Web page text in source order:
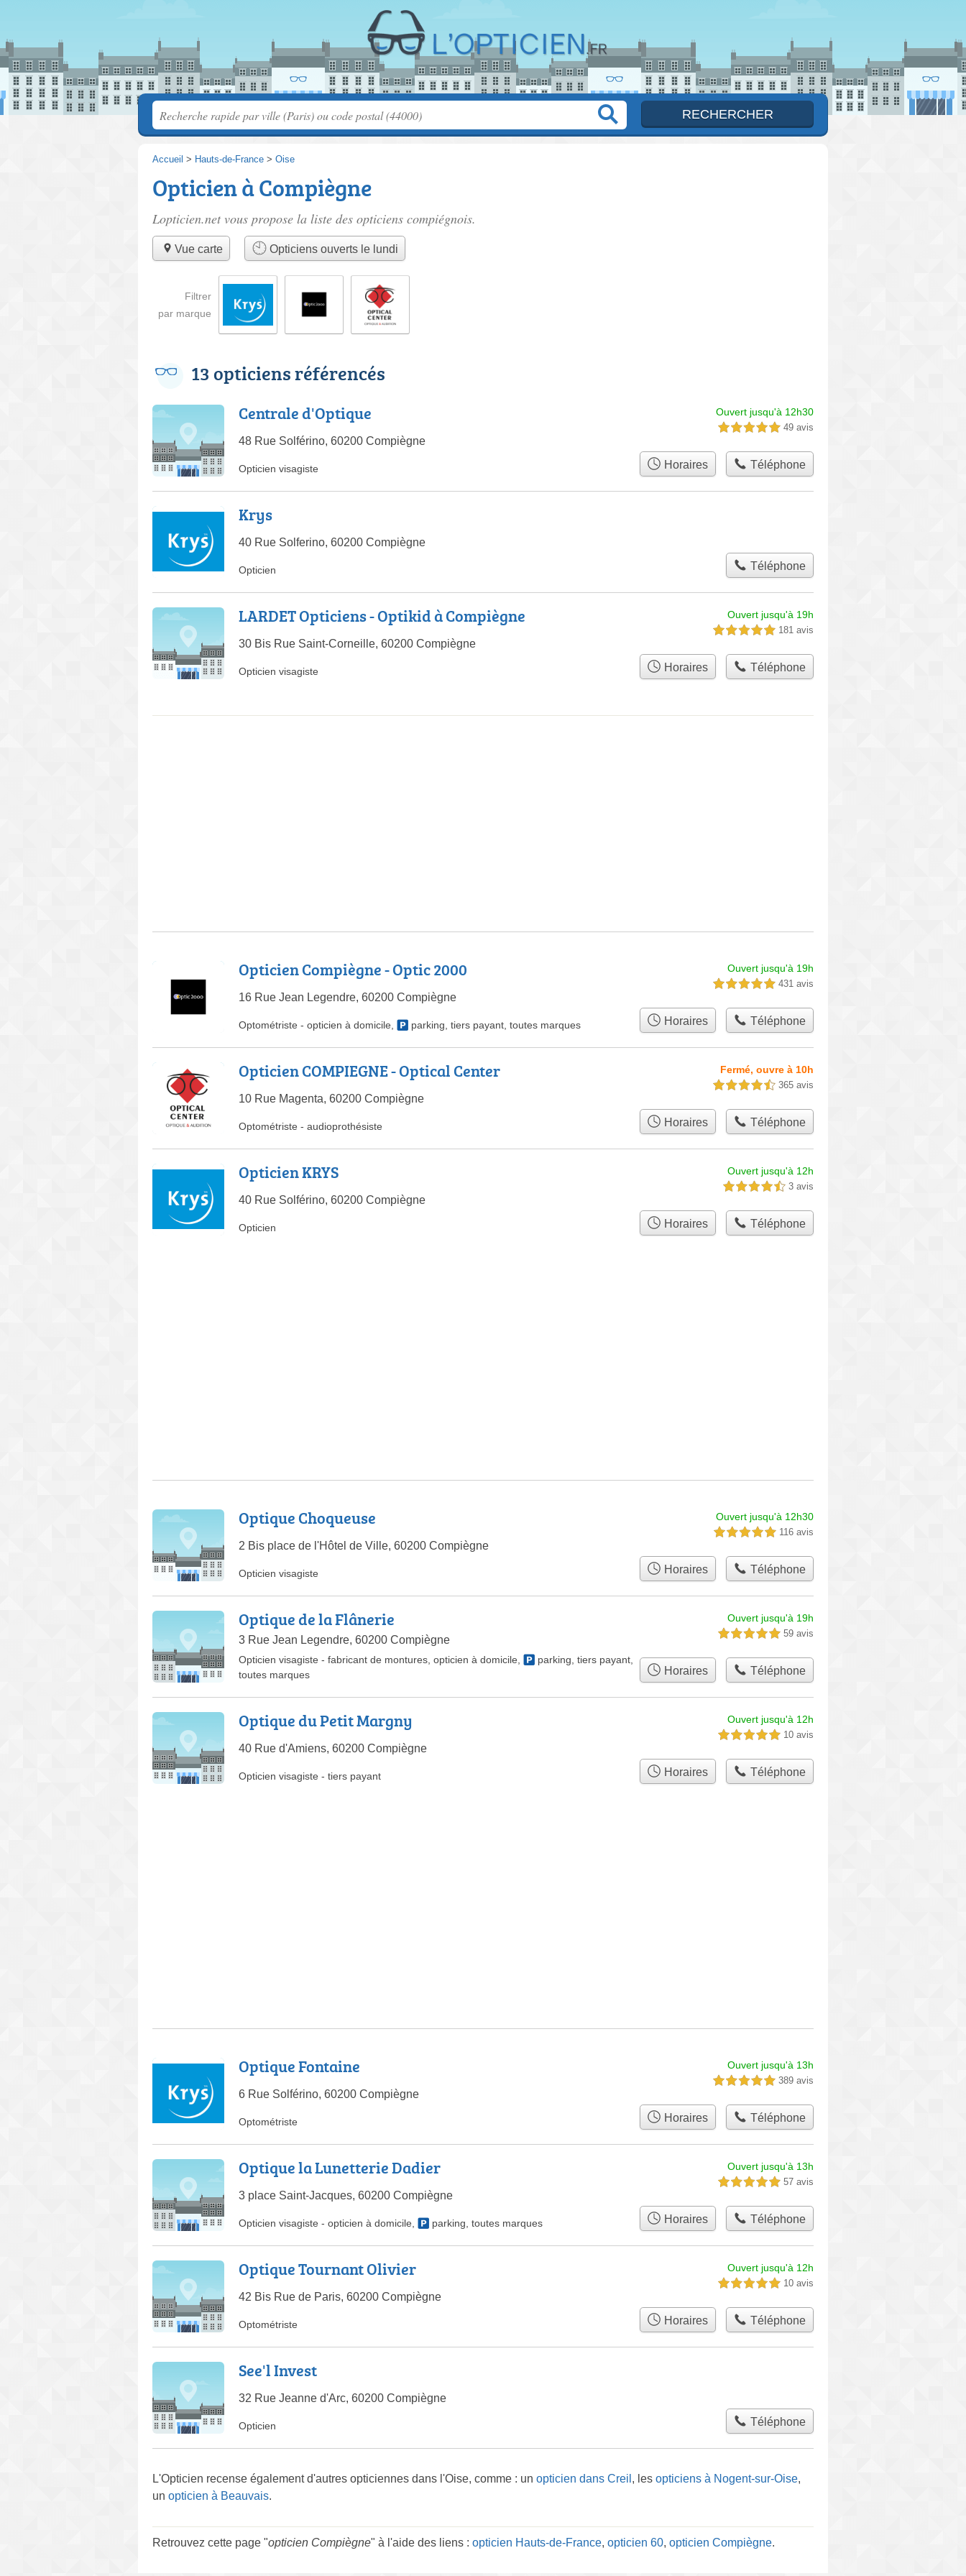
Accueil > Hauts-de-France > Oise
Opticien à Compiègne
Lopticien.net vous propose la liste des opticiens compiégnois.
Vue carte Opticiens ouverts le lundi
Filtrer
par marque
13 opticiens référencés
Centrale d'Optique
48 Rue Solférino, 60200 Compiègne
Ouvert jusqu'à 12h30
5,0 étoiles sur 5 49 avis
Opticien visagiste Horaires Téléphone
Krys
40 Rue Solferino, 60200 Compiègne
Opticien Téléphone
LARDET Opticiens - Optikid à Compiègne
30 Bis Rue Saint-Corneille, 60200 Compiègne
Ouvert jusqu'à 19h
5,0 étoiles sur 5 181 avis
Opticien visagiste Horaires Téléphone
Opticien Compiègne - Optic 2000
16 Rue Jean Legendre, 60200 Compiègne
Ouvert jusqu'à 19h
5,0 étoiles sur 5 431 avis
Optométriste - opticien à domicile parking tiers payant toutes marques Horaires Téléphone
Opticien COMPIEGNE - Optical Center
10 Rue Magenta, 60200 Compiègne
Fermé, ouvre à 10h
4,5 étoiles sur 5 365 avis
Optométriste - audioprothésiste Horaires Téléphone
Opticien KRYS
40 Rue Solférino, 60200 Compiègne
Ouvert jusqu'à 12h
4,5 étoiles sur 5 3 avis
Opticien Horaires Téléphone
Optique Choqueuse
2 Bis place de l'Hôtel de Ville, 60200 Compiègne
Ouvert jusqu'à 12h30
5,0 étoiles sur 5 116 avis
Opticien visagiste Horaires Téléphone
Optique de la Flânerie
3 Rue Jean Legendre, 60200 Compiègne
Ouvert jusqu'à 19h
5,0 étoiles sur 5 59 avis
Opticien visagiste - fabricant de montures opticien à domicile parking tiers payant
toutes marques
Horaires Téléphone
Optique du Petit Margny
40 Rue d'Amiens, 60200 Compiègne
Ouvert jusqu'à 12h
5,0 étoiles sur 5 10 avis
Opticien visagiste - tiers payant Horaires Téléphone
Optique Fontaine
6 Rue Solférino, 60200 Compiègne
Ouvert jusqu'à 13h
5,0 étoiles sur 5 389 avis
Optométriste Horaires Téléphone
Optique la Lunetterie Dadier
3 place Saint-Jacques, 60200 Compiègne
Ouvert jusqu'à 13h
5,0 étoiles sur 5 57 avis
Opticien visagiste - opticien à domicile parking toutes marques Horaires Téléphone
Optique Tournant Olivier
42 Bis Rue de Paris, 60200 Compiègne
Ouvert jusqu'à 12h
5,0 étoiles sur 5 10 avis
Optométriste Horaires Téléphone
See'l Invest
32 Rue Jeanne d'Arc, 60200 Compiègne
Opticien Téléphone
L'Opticien recense également d'autres opticiennes dans l'Oise, comme : un opticien dans Creil , les opticiens à Nogent-sur-Oise,
un opticien à Beauvais.
Retrouvez cette page "opticien Compiègne" à l'aide des liens : opticien Hauts-de-France, opticien 60, opticien Compiègne.